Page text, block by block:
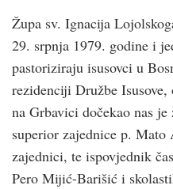
Župa sv. Ignacija
29. srpnja 1979. godine i
pastoriziraju isusovci u
rezidenciji Družbe
na Grbavici dočekao nas
superior zajednice p.
zajednici, te ispovjednik
Pero Mijić-Barišić i